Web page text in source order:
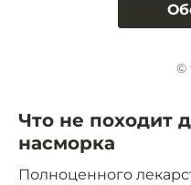
©
Что не походит
насморка
Полноценного